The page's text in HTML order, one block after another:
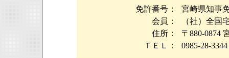
免許番号：
宮崎県知事
会員：
（社）全国
住所：
〒880-0874
ＴＥＬ：
0985-28-3344